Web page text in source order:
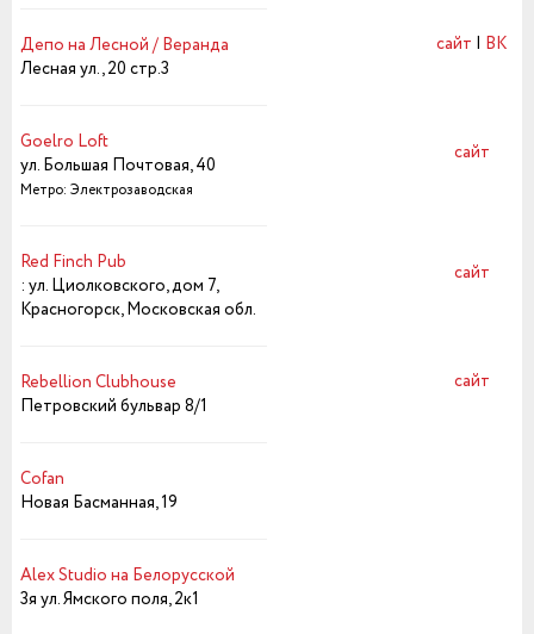
Депо на Лесной / Веранда
Лесная ул., 20 стр.3
сайт | ВК
Goelro Loft
ул. Большая Почтовая, 40
Метро: Электрозаводская
сайт
Red Finch Pub
: ул. Циолковского, дом 7,
Красногорск, Московская обл.
сайт
Rebellion Clubhouse
Петровский бульвар 8/1
сайт
Cofan
Новая Басманная, 19
Alex Studio на Белорусской
3я ул. Ямского поля, 2к1